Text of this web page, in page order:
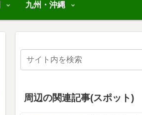
九州・沖縄
周辺の関連記事(スポット)